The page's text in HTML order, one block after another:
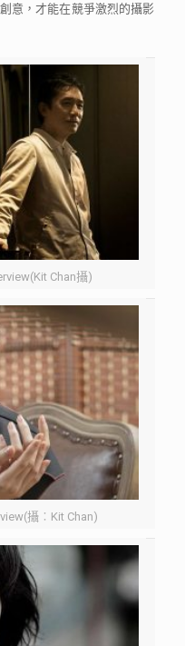
意，才能在競爭激烈的攝影
Chan攝)
攝︰Kit Chan)